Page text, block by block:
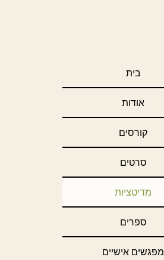
בית
אודות
קורסים
סרטים
מדיטציות
ספרים
מפגשים אישיים